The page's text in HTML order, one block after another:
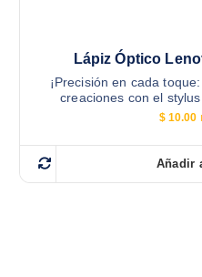
Lápiz Óptico
¡Precisión en cada
creaciones con el
$10.00
Añadir